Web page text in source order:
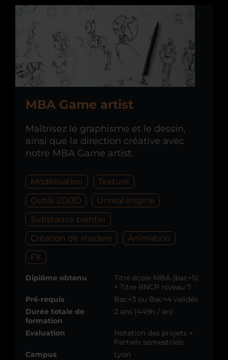
MBA Game artist
Maîtrisez le graphisme et le dessin,
ainsi que la direction créative avec
notre MBA Game artist.
Modélisation
Texture
Outils 2D/3D
Unreal engine
Substance painter
Création de shaders
Animation
FX
Diplôme obtenu
Titre école MBA (bac+5)
+ Titre RNCP niveau 7
Pré-requis
Bac+3 ou Bac+4 validés
Durée totale de
formation
2 ans (449h / an)
Evaluation
Notation des projets +
Partiels semestriels
Campus
Lyon